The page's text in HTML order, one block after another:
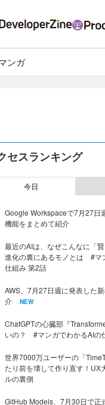
ンガ
セスランキング
今日
Google Workspaceで7月27日
機能をまとめて紹介
最近のAIは、なぜこんなに「
進化の裏にあるモノとは #マ
仕組み 第2話
AWS、7月27日週に発表した
介
NEW
ChatGPTの心臓部『
いの？ #マンガでわかるAIの
世界7000万ユーザーの「
たり前を壊して作り直す！UX
ルの裏側
GitHub Models、7月30日で正